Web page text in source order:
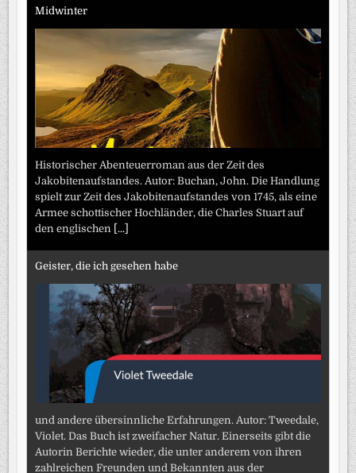
Midwinter
Historischer Abenteuerroman aus der Zeit des
Jakobitenaufstandes. Autor: Buchan, John. Die Handlung
spielt zur Zeit des Jakobitenaufstandes von 1745, als eine
Armee schottischer Hochländer, die Charles Stuart auf
den englischen [...]
Geister, die ich gesehen habe
und andere übersinnliche Erfahrungen. Autor: Tweedale,
Violet. Das Buch ist zweifacher Natur. Einerseits gibt die
Autorin Berichte wieder, die unter anderem von ihren
zahlreichen Freunden und Bekannten aus der